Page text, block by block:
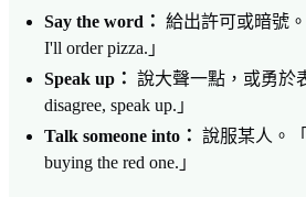
Say the word： 給出許可或暗號。
I'll order pizza.」
Speak up： 說大聲一點，或勇於
disagree, speak up.」
Talk someone into： 說服某人。
buying the red one.」